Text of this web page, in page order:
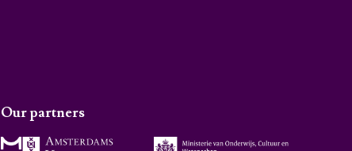
Our partners